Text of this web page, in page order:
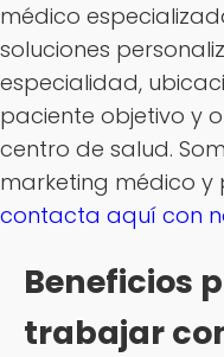
médico
soluciones
especialidad,
paciente objetivo y
centro de salud.
marketing médico y
contacta aquí con
Beneficios
trabajar